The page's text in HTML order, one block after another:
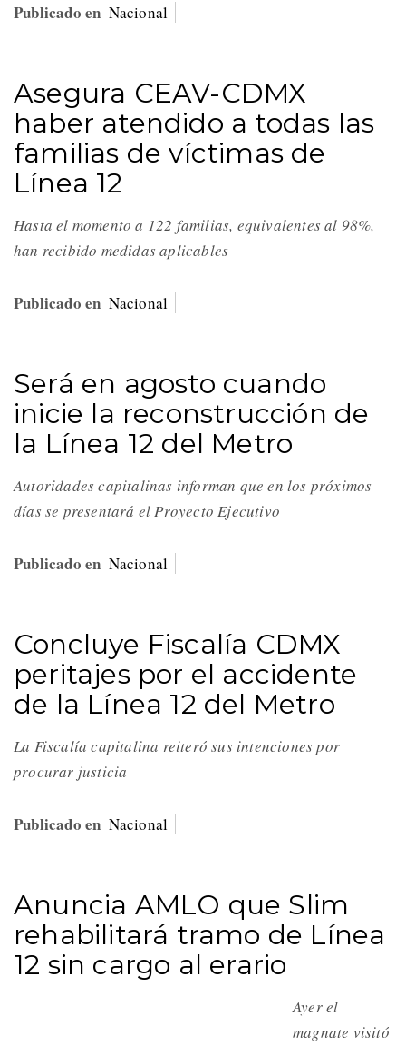
Publicado en Nacional
Asegura CEAV-CDMX
haber atendido a todas las
familias de víctimas de
Línea 12
Hasta el momento a 122 familias, equivalentes al 98%,
han recibido medidas aplicables
Publicado en Nacional
Será en agosto cuando
inicie la reconstrucción de
la Línea 12 del Metro
Autoridades capitalinas informan que en los próximos
días se presentará el Proyecto Ejecutivo
Publicado en Nacional
Concluye Fiscalía CDMX
peritajes por el accidente
de la Línea 12 del Metro
La Fiscalía capitalina reiteró sus intenciones por
procurar justicia
Publicado en Nacional
Anuncia AMLO que Slim
rehabilitará tramo de Línea
12 sin cargo al erario
Ayer el
magnate visitó